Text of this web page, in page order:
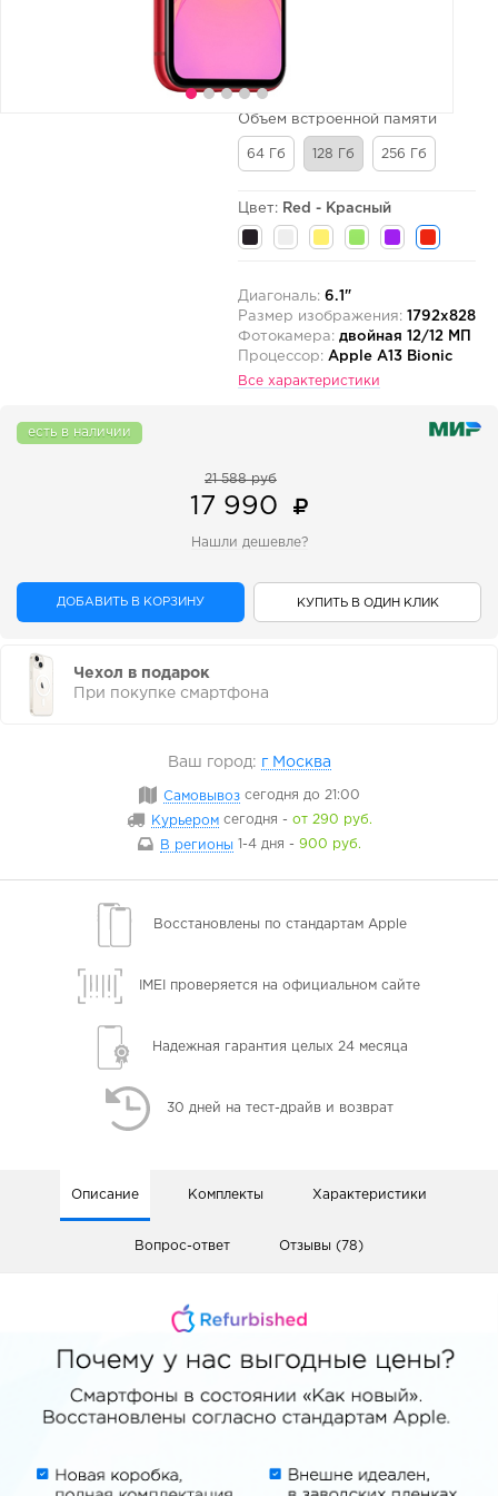
Объем встроенной памяти
64 Гб 128 Гб 256 Гб
Цвет: Red - Красный
Диагональ: 6.1"
Размер изображения:
1792x828
Фотокамера: двойная 12/12 МП
Процессор: Apple A13 Bionic
Все характеристики
есть в наличии
21 588 руб
17 990
Нашли дешевле?
ДОБАВИТЬ В КОРЗИНУ КУПИТЬ В ОДИН КЛИК
Чехол в подарок
При покупке смартфона
Ваш город: г Москва
Самовывоз сегодня до 21:00
Курьером сегодня - от 290 руб.
В регионы
1-4 дня - 900 руб.
Восстановлены по стандартам Apple
IMEI проверяется на официальном сайте
Надежная гарантия целых 24 месяца
30 дней на тест-драйв и возврат
Описание Комплекты Характеристики
Вопрос-ответ Отзывы (78)